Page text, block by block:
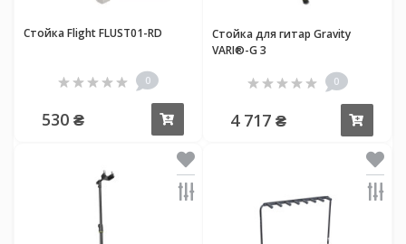
Стойка Flight FLUST01-RD
0
530 ₴
Стойка для гитар Gravity
VARI®-G 3
0
4 717 ₴